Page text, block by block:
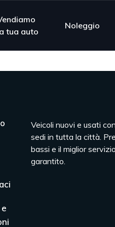
tua auto
Noleggio
Veicoli nuovi e usati
sedi in tutta la città.
bassi e il miglior
garantito.